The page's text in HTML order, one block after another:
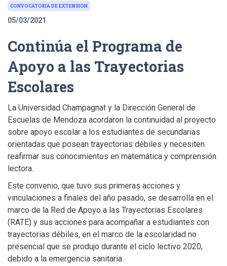
CONVOCATORIA DE EXTENSIÓN
05/03/2021
Continúa el Programa de
Apoyo a las Trayectorias
Escolares
La Universidad Champagnat y la Dirección General de
Escuelas de Mendoza acordaron la continuidad al proyecto
sobre apoyo escolar a los estudiantes de secundarias
orientadas que posean trayectorias débiles y necesiten
reafirmar sus conocimientos en matemática y comprensión
lectora.
Este convenio, que tuvo sus primeras acciones y
vinculaciones a finales del año pasado, se desarrolla en el
marco de la Red de Apoyo a las Trayectorias Escolares
(RATE) y sus acciones para acompañar a estudiantes con
trayectorias débiles, en el marco de la escolaridad no
presencial que se produjo durante el ciclo lectivo 2020,
debido a la emergencia sanitaria.